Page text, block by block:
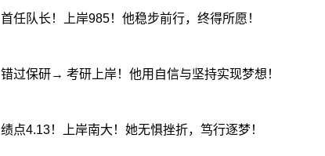
首任队长！上岸985！他稳步前行，终得所愿！
错过保研→ 考研上岸！他用自信与坚持实现梦想！
绩点4.13！上岸南大！她无惧挫折，笃行逐梦！